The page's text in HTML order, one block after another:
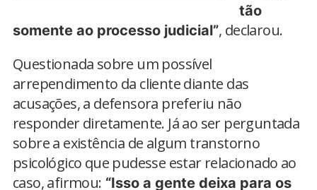
tão
somente ao processo judicial”, declarou.
Questionada sobre um possível
arrependimento da cliente diante das
acusações, a defensora preferiu não
responder diretamente. Já ao ser perguntada
sobre a existência de algum transtorno
psicológico que pudesse estar relacionado ao
caso, afirmou: “Isso a gente deixa para os